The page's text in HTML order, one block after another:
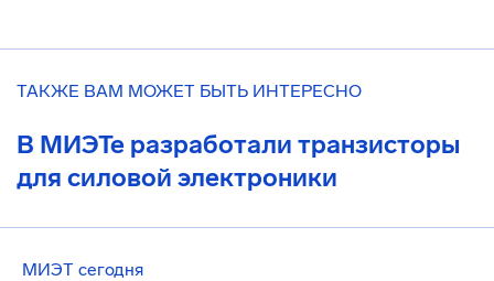
ТАКЖЕ ВАМ МОЖЕТ БЫТЬ ИНТЕРЕСНО
В МИЭТе разработали транзисторы
для силовой электроники
МИЭТ сегодня